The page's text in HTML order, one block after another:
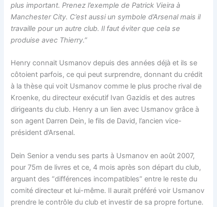
plus important. Prenez l’exemple de Patrick Vieira à
Manchester City. C’est aussi un symbole d’Arsenal mais il
travaille pour un autre club. Il faut éviter que cela se
produise avec Thierry.”
Henry connait Usmanov depuis des années déjà et ils se
côtoient parfois, ce qui peut surprendre, donnant du crédit
à la thèse qui voit Usmanov comme le plus proche rival de
Kroenke, du directeur exécutif Ivan Gazidis et des autres
dirigeants du club. Henry a un lien avec Usmanov grâce à
son agent Darren Dein, le fils de David, l’ancien vice-
président d’Arsenal.
Dein Senior a vendu ses parts à Usmanov en août 2007,
pour 75m de livres et ce, 4 mois après son départ du club,
arguant des “différences incompatibles” entre le reste du
comité directeur et lui-même. Il aurait préféré voir Usmanov
prendre le contrôle du club et investir de sa propre fortune.